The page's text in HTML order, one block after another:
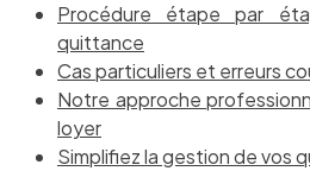
Procédure étape par
quittance
Cas particuliers et erreurs
Notre approche
loyer
Simplifiez la gestion de vos